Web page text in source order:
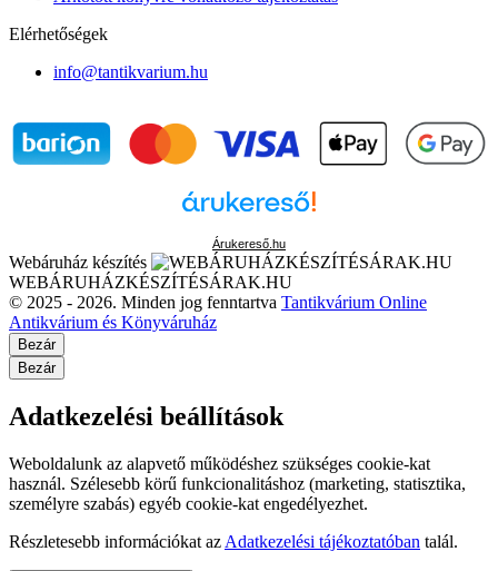
Elérhetőségek
info@tantikvarium.hu
Árukereső.hu
Webáruház készítés
WEBÁRUHÁZKÉSZÍTÉSÁRAK.HU
© 2025 - 2026. Minden jog fenntartva Tantikvárium Online
Antikvárium és Könyváruház
Bezár
Bezár
Adatkezelési beállítások
Weboldalunk az alapvető működéshez szükséges cookie-kat
használ. Szélesebb körű funkcionalitáshoz (marketing, statisztika,
személyre szabás) egyéb cookie-kat engedélyezhet.
Részletesebb információkat az Adatkezelési tájékoztatóban talál.